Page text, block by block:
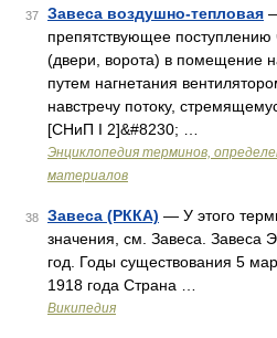
37 Завеса воздушно-тепловая
препятствующее
(двери, ворота) в помещение
путем нагнетания
навстречу потоку,
[СНиП I 2]&#8230; …
Энциклопедия терминов,
материалов
38 Завеса (РККА) — У этого
значения, см. Завеса.
год. Годы существования 5
1918 года Страна …
Википедия